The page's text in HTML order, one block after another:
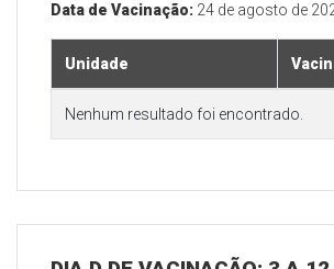
Data de Vacinação: 24 de agosto de
Unidade
Nenhum resultado foi encontrado.